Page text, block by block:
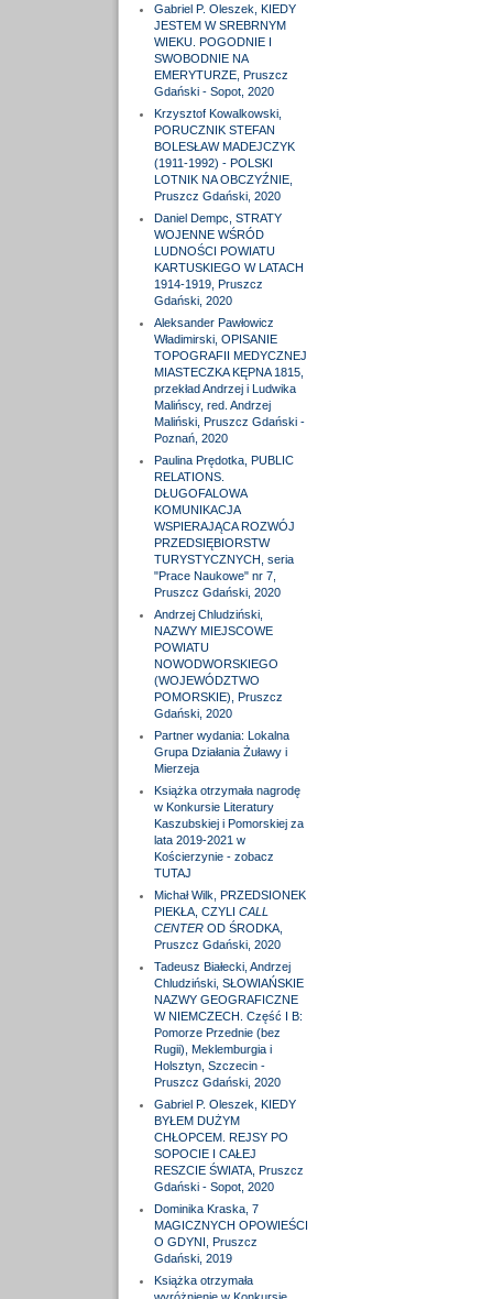
Gabriel P. Oleszek, KIEDY
JESTEM W SREBRNYM
WIEKU. POGODNIE I
SWOBODNIE NA
EMERYTURZE, Pruszcz
Gdański - Sopot, 2020
Krzysztof Kowalkowski,
PORUCZNIK STEFAN
BOLESŁAW MADEJCZYK
(1911-1992) - POLSKI
LOTNIK NA OBCZYŹNIE,
Pruszcz Gdański, 2020
Daniel Dempc, STRATY
WOJENNE WŚRÓD
LUDNOŚCI POWIATU
KARTUSKIEGO W LATACH
1914-1919, Pruszcz
Gdański, 2020
Aleksander Pawłowicz
Władimirski, OPISANIE
TOPOGRAFII MEDYCZNEJ
MIASTECZKA KĘPNA 1815,
przekład Andrzej i Ludwika
Malińscy, red. Andrzej
Maliński, Pruszcz Gdański -
Poznań, 2020
Paulina Prędotka, PUBLIC
RELATIONS.
DŁUGOFALOWA
KOMUNIKACJA
WSPIERAJĄCA ROZWÓJ
PRZEDSIĘBIORSTW
TURYSTYCZNYCH, seria
"Prace Naukowe" nr 7,
Pruszcz Gdański, 2020
Andrzej Chludziński,
NAZWY MIEJSCOWE
POWIATU
NOWODWORSKIEGO
(WOJEWÓDZTWO
POMORSKIE), Pruszcz
Gdański, 2020
Partner wydania: Lokalna
Grupa Działania Żuławy i
Mierzeja
Książka otrzymała nagrodę
w Konkursie Literatury
Kaszubskiej i Pomorskiej za
lata 2019-2021 w
Kościerzynie - zobacz
TUTAJ
Michał Wilk, PRZEDSIONEK
PIEKŁA, CZYLI CALL
CENTEROD ŚRODKA,
Pruszcz Gdański, 2020
Tadeusz Białecki, Andrzej
Chludziński, SŁOWIAŃSKIE
NAZWY GEOGRAFICZNE
W NIEMCZECH. Część I B:
Pomorze Przednie (bez
Rugii), Meklemburgia i
Holsztyn, Szczecin -
Pruszcz Gdański, 2020
Gabriel P. Oleszek, KIEDY
BYŁEM DUŻYM
CHŁOPCEM. REJSY PO
SOPOCIE I CAŁEJ
RESZCIE ŚWIATA, Pruszcz
Gdański - Sopot, 2020
Dominika Kraska, 7
MAGICZNYCH OPOWIEŚCI
O GDYNI, Pruszcz
Gdański, 2019
Książka otrzymała